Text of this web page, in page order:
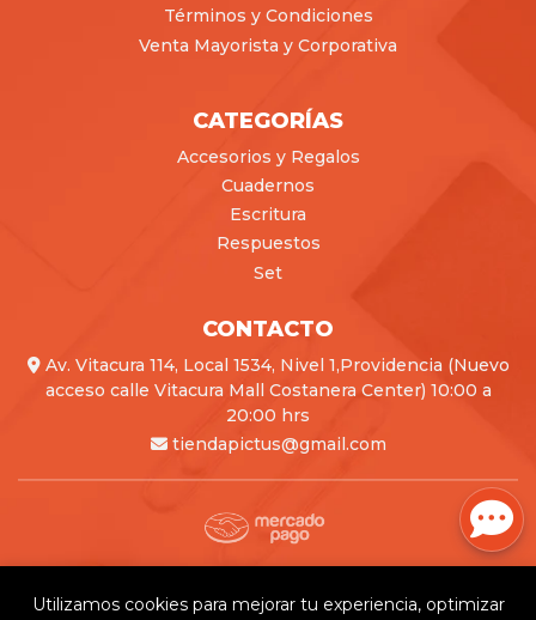
Términos y Condiciones
Venta Mayorista y Corporativa
CATEGORÍAS
Accesorios y Regalos
Cuadernos
Escritura
Respuestos
Set
CONTACTO
Av. Vitacura 114, Local 1534, Nivel 1,Providencia (Nuevo
acceso calle Vitacura Mall Costanera Center) 10:00 a
20:00 hrs
tiendapictus@gmail.com
Creado porBsale
Utilizamos cookies para mejorar tu experiencia, optimizar